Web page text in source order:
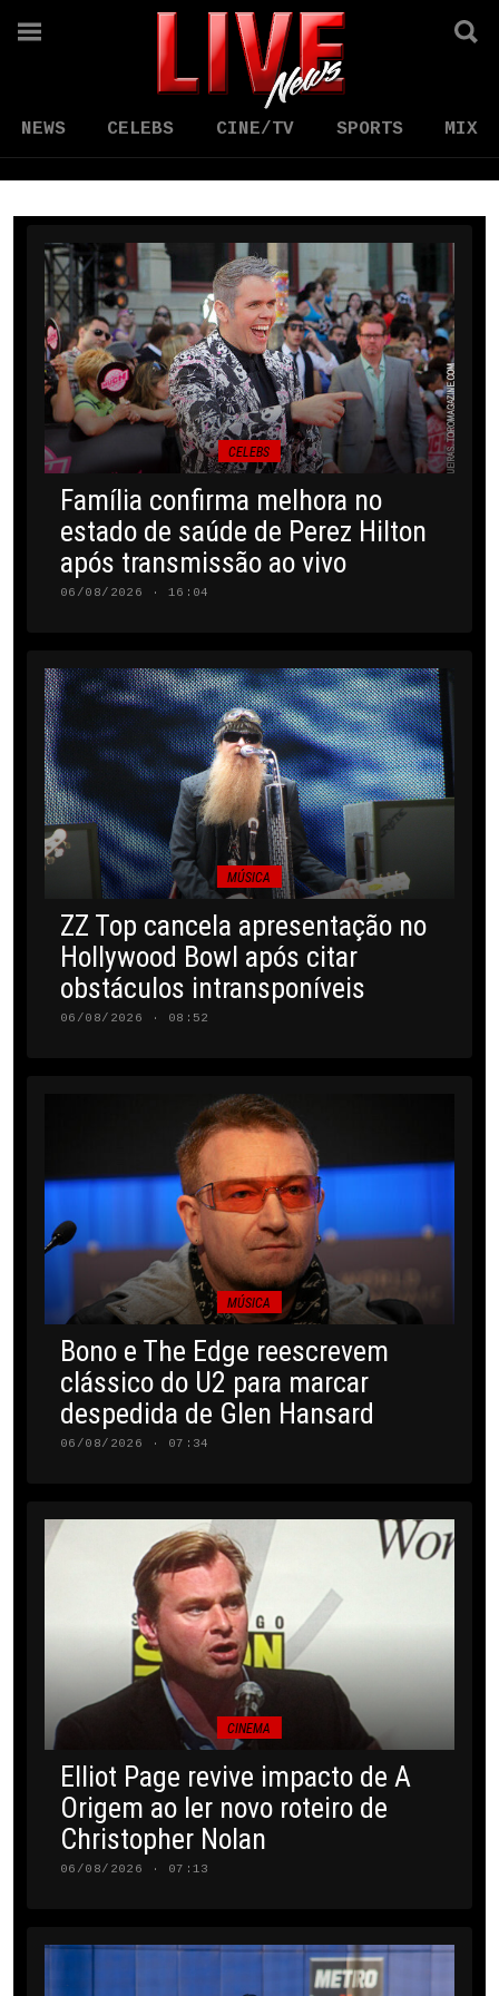
NEWS CELEBS CINE/TV SPORTS MIX
CELEBS
Família confirma melhora no
estado de saúde de Perez Hilton
após transmissão ao vivo
06/08/2026 · 16:04
MÚSICA
ZZ Top cancela apresentação no
Hollywood Bowl após citar
obstáculos intransponíveis
06/08/2026 · 08:52
MÚSICA
Bono e The Edge reescrevem
clássico do U2 para marcar
despedida de Glen Hansard
06/08/2026 · 07:34
CINEMA
Elliot Page revive impacto de A
Origem ao ler novo roteiro de
Christopher Nolan
06/08/2026 · 07:13